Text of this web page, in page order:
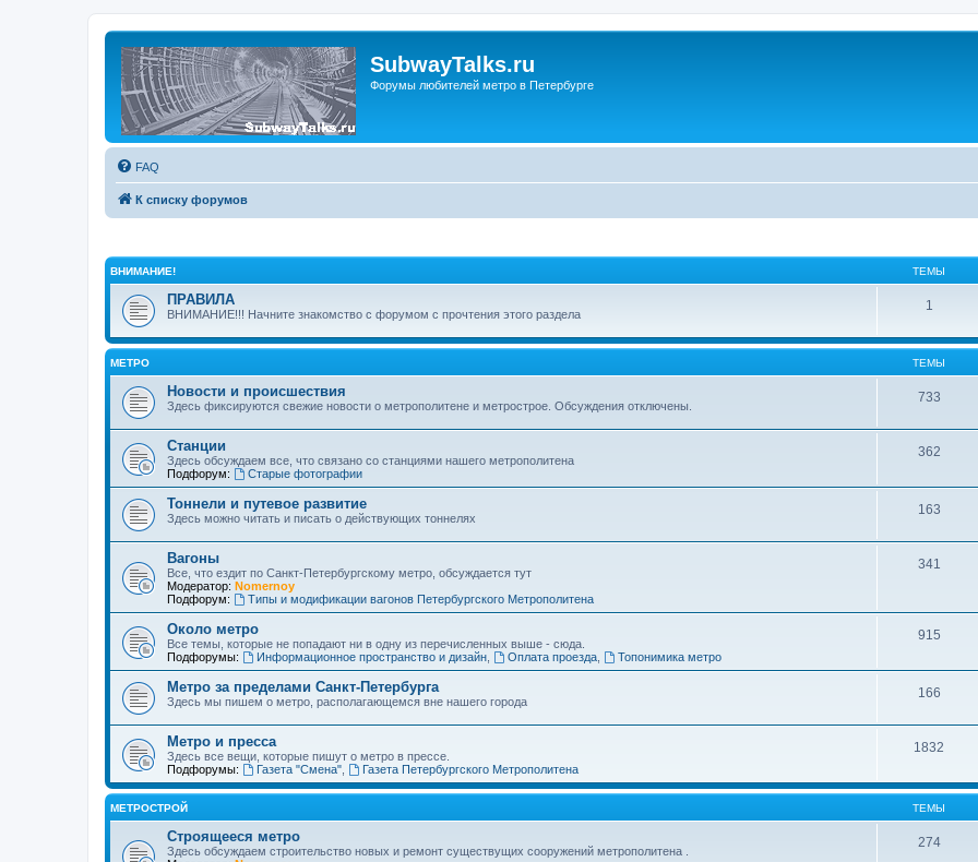
SubwayTalks.ru
Форумы любителей метро в Петербурге
FAQ
К списку форумов
ВНИМАНИЕ! ТЕМЫ
ПРАВИЛА
ВНИМАНИЕ!!! Начните знакомство с форумом с прочтения этого раздела
1
МЕТРО ТЕМЫ
Новости и происшествия
Здесь фиксируются свежие новости о метрополитене и метрострое. Обсуждения отключены.
733
Станции
Здесь обсуждаем все, что связано со станциями нашего метрополитена
Подфорум:
Старые фотографии
362
Тоннели и путевое развитие
Здесь можно читать и писать о действующих тоннелях
163
Вагоны
Все, что ездит по Санкт-Петербургскому метро, обсуждается тут
Модератор: Nomernoy
Подфорум:
Типы и модификации вагонов Петербургского Метрополитена
341
Около метро
Все темы, которые не попадают ни в одну из перечисленных выше - сюда.
Подфорумы:
Информационное пространство и дизайн, Оплата проезда, Топонимика метро
915
Метро за пределами Санкт-Петербурга
Здесь мы пишем о метро, располагающемся вне нашего города
166
Метро и пресса
Здесь все вещи, которые пишут о метро в прессе.
Подфорумы:
Газета "Смена", Газета Петербургского Метрополитена
1832
МЕТРОСТРОЙ ТЕМЫ
Строящееся метро
Здесь обсуждаем строительство новых и ремонт существущих сооружений метрополитена .
274